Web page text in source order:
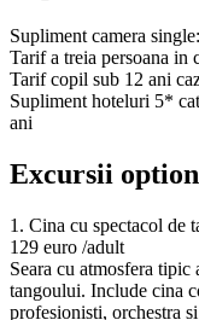
Supliment camera
Tarif a treia persoana in
Tarif copil sub 12 ani
Supliment hoteluri 5*
ani
Excursii
1. Cina cu spectacol de
129 euro /adult
Seara cu atmosfera
tangoului. Include cina
profesionisti, orchestra